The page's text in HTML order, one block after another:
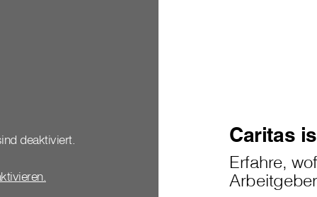
deaktiviert. Caritas
Erfahre,